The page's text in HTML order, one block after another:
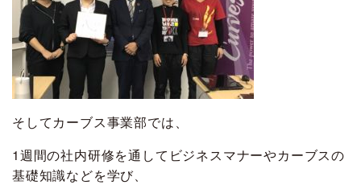
そしてカーブス事業部では、
1週間の社内研修を通してビジネスマナーやカーブスの
基礎知識などを学び、